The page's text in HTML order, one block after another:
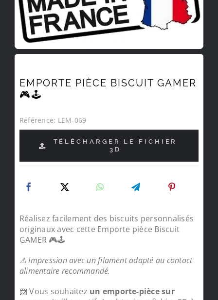
EMPORTE PIÈCE BISCUIT GAMER
🎮🕹️
Référence: LEM-069
TÉLÉCHARGER LE FICHIER
3D
Réalisez facilement des biscuits personnalisés
originaux avec cette Emporte pièce Biscuit
GAMER 🎮🕹️
⚠ Impression avec un filament adapté au contact
alimentaire recommandé.
📨 Vous souhaitez un emporte-pièce sur